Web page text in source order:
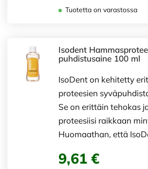
Tuotetta on varastossa
Isodent
puhdistusaine 100 ml
IsoDent on kehitetty
proteesien
Se on erittäin tehokas
proteesiisi raikkaan
Huomaathan, että
9,61 €